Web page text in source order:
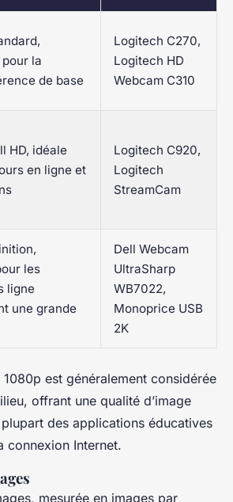
la
de base
Logitech C270,
Logitech HD
Webcam C310
HD, idéale
en ligne et
Logitech C920,
Logitech
StreamCam
les
ligne
une grande
Dell Webcam
UltraSharp
WB7022,
Monoprice USB
2K
est généralement considérée
offrant une qualité d’image
des applications éducatives
connexion Internet.
mesurée en images par